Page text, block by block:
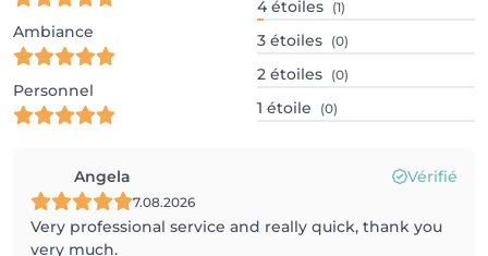
Ambiance
Personnel
4 étoiles (1)
3 étoiles (0)
2 étoiles (0)
1 étoile (0)
Angela Vérifié
7.08.2026
Very professional service and really quick, thank you
very much.